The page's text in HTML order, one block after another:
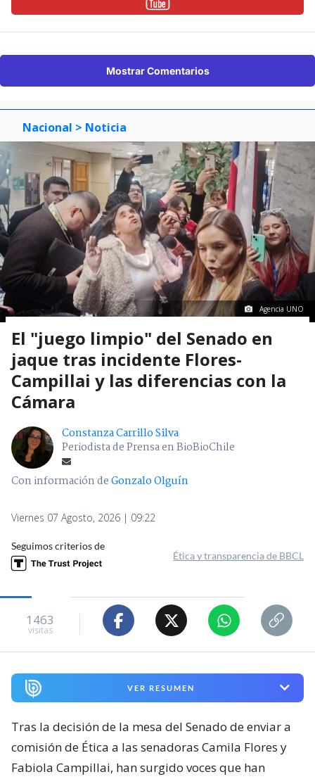
Mostrar Comentarios
Nacional > Noticia
Agencia UNO
El "juego limpio" del Senado en
jaque tras incidente Flores-
Campillai y las diferencias con la
Cámara
Constanza Carrillo Silva
Periodista de Prensa en BioBioChile
Con información deGonzalo Olguín
Viernes 07 Agosto, 2026 | 09:22
Seguimos criterios de
Ética y transparencia de BBCL
1463
visitas
VER RESUMEN
Tras la decisión de la mesa del Senado de enviar a
comisión de Ética a las senadoras Camila Flores y
Fabiola Campillai, han surgido voces que han